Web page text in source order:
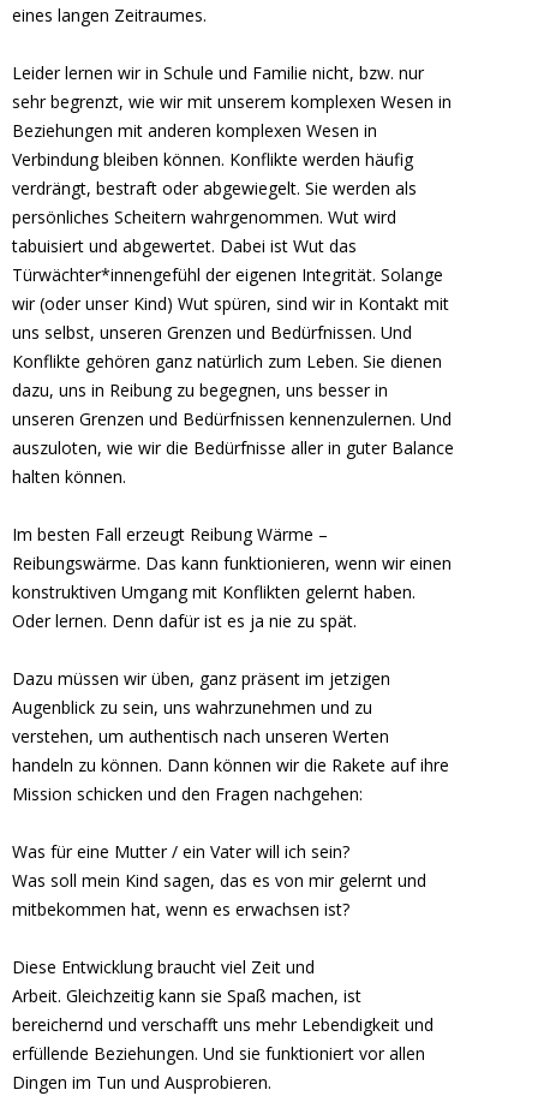
eines langen Zeitraumes.
Leider lernen wir in Schule und Familie nicht, bzw. nur
sehr begrenzt, wie wir mit unserem komplexen Wesen in
Beziehungen mit anderen komplexen Wesen in
Verbindung bleiben können. Konflikte werden häufig
verdrängt, bestraft oder abgewiegelt. Sie werden als
persönliches Scheitern wahrgenommen. Wut wird
tabuisiert und abgewertet. Dabei ist Wut das
Türwächter*innengefühl der eigenen Integrität. Solange
wir (oder unser Kind) Wut spüren, sind wir in Kontakt mit
uns selbst, unseren Grenzen und Bedürfnissen. Und
Konflikte gehören ganz natürlich zum Leben. Sie dienen
dazu, uns in Reibung zu begegnen, uns besser in
unseren Grenzen und Bedürfnissen kennenzulernen. Und
auszuloten, wie wir die Bedürfnisse aller in guter Balance
halten können.
Im besten Fall erzeugt Reibung Wärme –
Reibungswärme. Das kann funktionieren, wenn wir einen
konstruktiven Umgang mit Konflikten gelernt haben.
Oder lernen. Denn dafür ist es ja nie zu spät.
Dazu müssen wir üben, ganz präsent im jetzigen
Augenblick zu sein, uns wahrzunehmen und zu
verstehen, um authentisch nach unseren Werten
handeln zu können. Dann können wir die Rakete auf ihre
Mission schicken und den Fragen nachgehen:
Was für eine Mutter / ein Vater will ich sein?
Was soll mein Kind sagen, das es von mir gelernt und
mitbekommen hat, wenn es erwachsen ist?
Diese Entwicklung braucht viel Zeit und
Arbeit. Gleichzeitig kann sie Spaß machen, ist
bereichernd und verschafft uns mehr Lebendigkeit und
erfüllende Beziehungen. Und sie funktioniert vor allen
Dingen im Tun und Ausprobieren.